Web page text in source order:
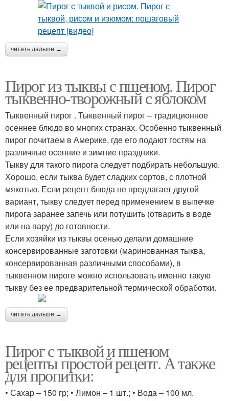
читать дальше →
Пирог из тыквы с пшеном. Пирог
тыквенно-творожный с яблоком
Тыквенный пирог . Тыквенный пирог – традиционное
осеннее блюдо во многих странах. Особенно тыквенный
пирог почитаем в Америке, где его подают гостям на
различные осенние и зимние праздники.
Тыкву для такого пирога следует подбирать небольшую.
Хорошо, если тыква будет сладких сортов, с плотной
мякотью. Если рецепт блюда не предлагает другой
вариант, тыкву следует перед применением в выпечке
пирога заранее запечь или потушить (отварить в воде
или на пару) до готовности.
Если хозяйки из тыквы осенью делали домашние
консервированные заготовки (маринованная тыква,
консервированная различными способами), в
тыквенном пироге можно использовать именно такую
тыкву без ее предварительной термической обработки.
читать дальше →
Пирог с тыквой и пшеном
рецепты простой рецепт. А также
для пропитки:
• Сахар – 150 гр; • Лимон – 1 шт.; • Вода – 100 мл.